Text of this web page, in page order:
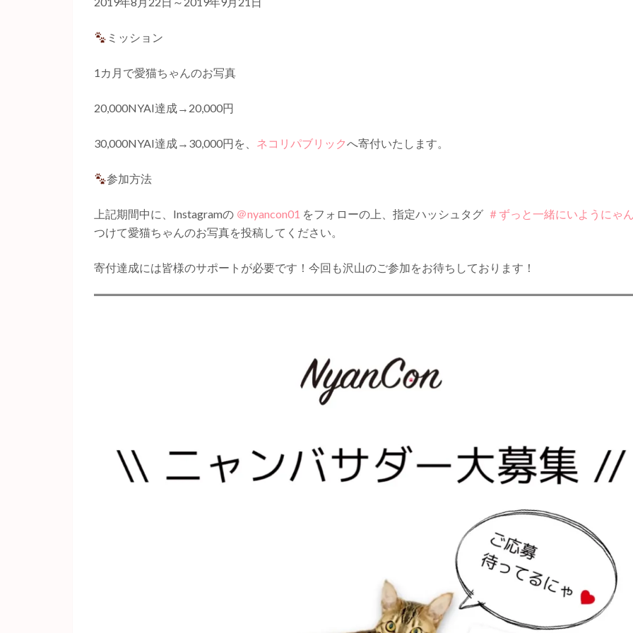
ミッション
1カ月で愛猫ちゃんのお写真
20,000NYAI達成→20,000円
30,000NYAI達成→30,000円を、 ネコリパブリックへ寄付いたします。
参加方法
上記期間中に、Instagramの ＠nyancon01 をフォローの上、指定ハッシュタグ ＃ずっと一緒にいようにゃ
つけて愛猫ちゃんのお写真を投稿してください。
寄付達成には皆様のサポートが必要です！今回も沢山のご参加をお待ちしております！